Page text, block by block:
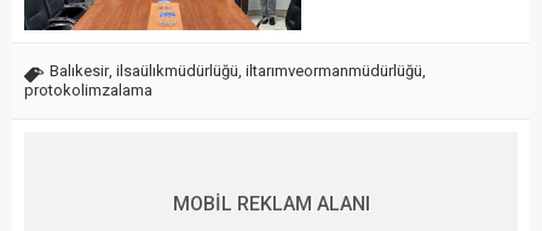
Balıkesir, ilsaülıkmüdürlüğü iltarımveormanmüdürlüğü
protokolimzalama
MOBİL REKLAM ALANI